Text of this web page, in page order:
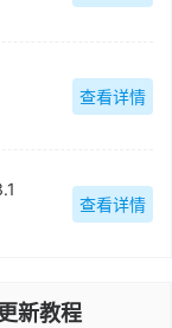
查看详情
查看详情
新教程